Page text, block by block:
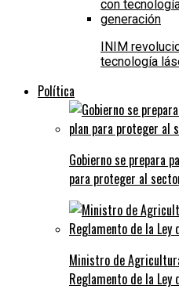
INIM
tecnología
Política
Gobierno se prepara
para proteger al
Ministro de
Reglamento de la Ley